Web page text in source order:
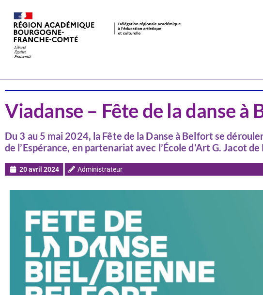
Viadanse – Fête de la danse à
Du 3 au 5 mai 2024, la Fête de la Danse à Belfort se
de l’Espérance, en partenariat avec l’École d’Art G. Jacot
20 avril 2024 Administrateur